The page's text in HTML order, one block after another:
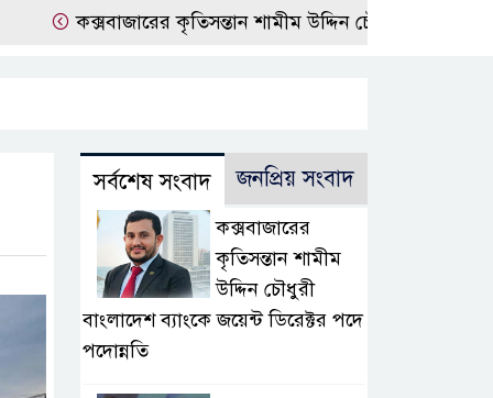
কক্সবাজারের কৃতিসন্তান শামীম উদ্দিন চৌধুরী বাংলাদেশ
সর্বশেষ সংবাদ জনপ্রিয় সংবাদ
কক্সবাজারের
কৃতিসন্তান শামীম
উদ্দিন চৌধুরী
বাংলাদেশ ব্যাংকে জয়েন্ট ডিরেক্টর পদে
পদোন্নতি